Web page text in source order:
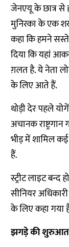
जेनएयू के छात्र से
मुनिरका के एक
कहा कि हमने
दिया कि यहां
ग़लत है. ये नेता
के लिए आते हैं.
थोड़ी देर पहले
अचानक
भीड़ में शामिल
हैं.
स्ट्रीट लाइट
सीनियर
के लिए कहा गया
झगड़े की शुरुआत